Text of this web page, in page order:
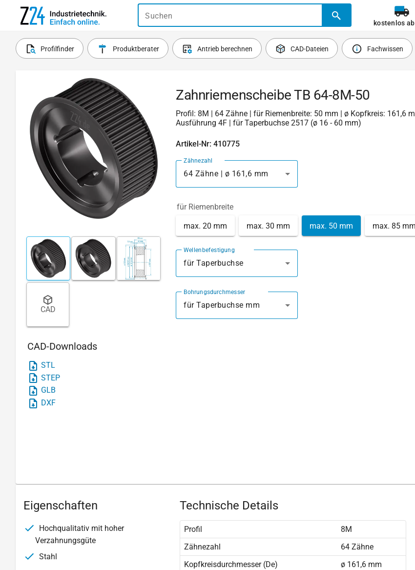
Suchen
kostenlos
Profilfinder Produktberater Antrieb berechnen CAD-Dateien Fachwissen
CAD
CAD-Downloads
STL
STEP
GLB
DXF
Zahnriemenscheibe TB 64-8M-50
Profil: 8M | 64 Zähne | für Riemenbreite: 50 mm | ø Kopfkreis: 161,6
Ausführung 4F | für Taperbuchse 2517 (ø 16 - 60 mm)
Artikel-Nr: 410775
Zähnezahl
64 Zähne | ø 161,6 mm
für Riemenbreite
max. 20 mm max. 30 mm max. 50 mm max. 85 mm
Wellenbefestigung
für Taperbuchse
Bohrungsdurchmesser
für Taperbuchse mm
Eigenschaften
Hochqualitativ mit hoher
Verzahnungsgüte
Stahl
Technische Details
Profil
8M
Zähnezahl
64 Zähne
Kopfkreisdurchmesser (De)
ø 161,6 mm